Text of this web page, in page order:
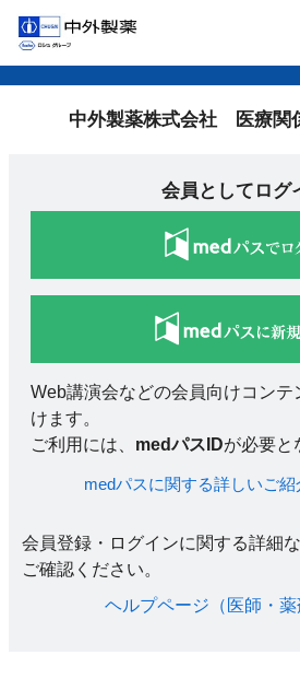
中外製薬株式会社 医療関
会員としてログ
Web講演会などの会員向けコンテ
けます。
ご利用には、 medパスIDが必要と
medパスに関する詳しいご紹
会員登録・ログインに関する詳細
ご確認ください。​
ヘルプページ（医師・薬